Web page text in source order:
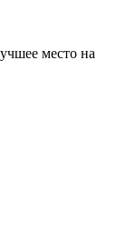
место на